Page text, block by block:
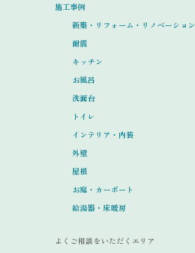
施工事例
新築・リフォーム・リノベーション
耐震
キッチン
お風呂
洗面台
トイレ
インテリア・内装
外壁
屋根
お庭・カーポート
給湯器・床暖房
よくご相談をいただくエリア